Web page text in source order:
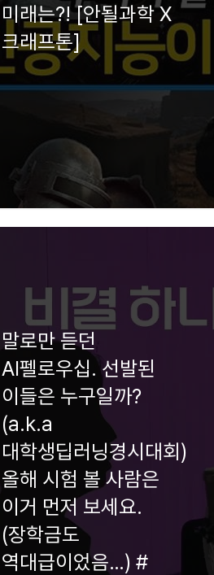
미래는?! [안될과학 X
크래프톤]
말로만 듣던
AI펠로우십. 선발된
이들은 누구일까?
(a.k.a
대학생딥러닝경시대회)
올해 시험 볼 사람은
이거 먼저 보세요.
(장학금도
역대급이었음…) #